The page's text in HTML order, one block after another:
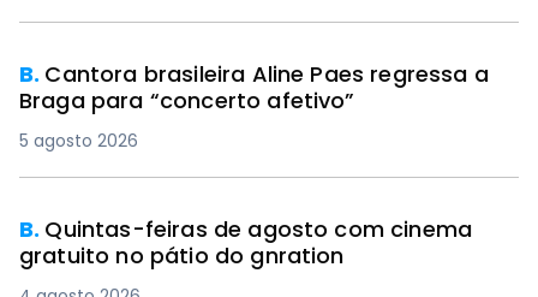
B. Cantora brasileira Aline Paes regressa a
Braga para “concerto afetivo”
5 agosto 2026
B. Quintas-feiras de agosto com cinema
gratuito no pátio do gnration